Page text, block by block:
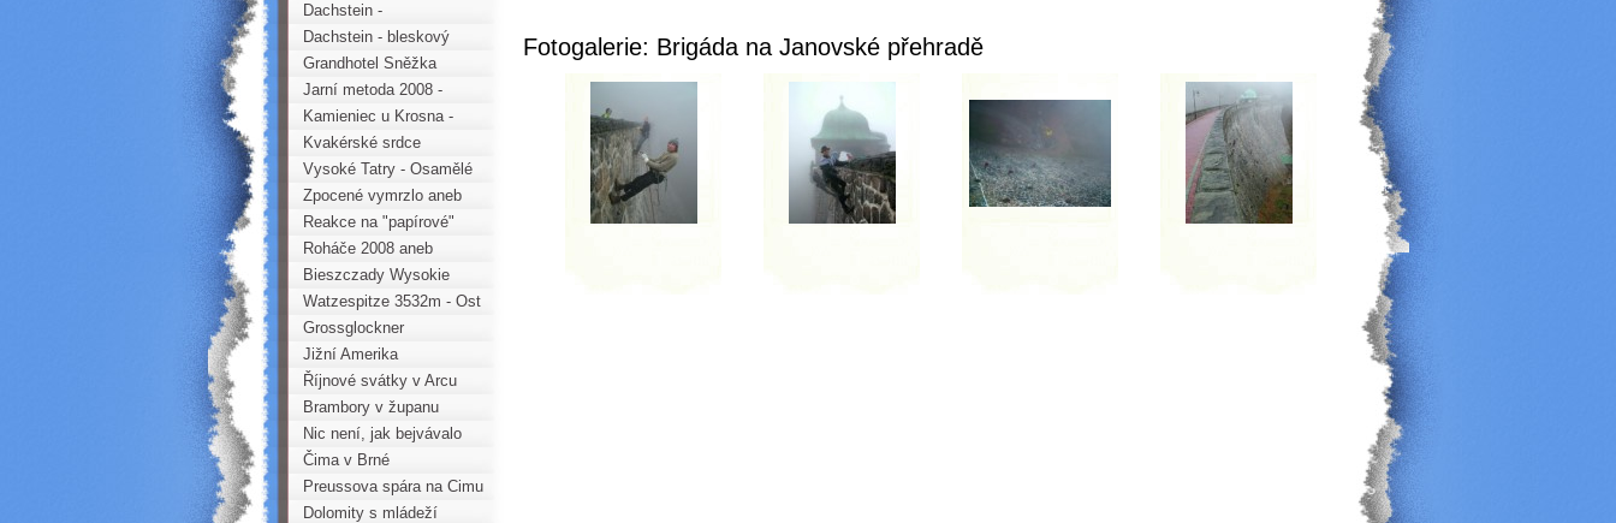
Fotogalerie: Brigáda na Janovské přehradě
kam?
Dachstein -
Austriascharte - c.
Südkante 5-
Dachstein - bleskový
výpad
Grandhotel Sněžka
Jarní metoda 2008 -
Perštejn
Kamieniec u Krosna -
Polsko
Kvakérské srdce
Vysoké Tatry - Osamělé
putování
Zpocené vymrzlo aneb
tenkrát ve Štubajkách
Reakce na "papírové"
lezce
Roháče 2008 aneb
krásný podzim v horách
Bieszczady Wysokie
2008
Watzespitze 3532m - Ost
Grat IV
Grossglockner
Jižní Amerika
Říjnové svátky v Arcu
Brambory v županu
Nic není, jak bejvávalo
Čima v Brné
Preussova spára na Cimu
Piccolissimu
Dolomity s mládeží